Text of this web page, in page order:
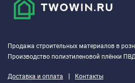
Продажа строительных материалов в
Производство полиэтиленовой плёнки
Доставка и оплата | Контакты